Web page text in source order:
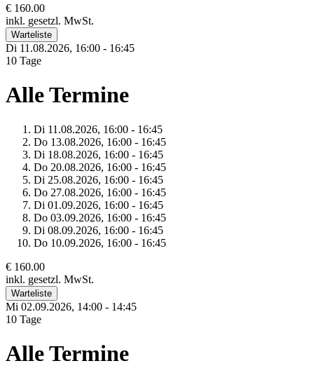
€ 160.00
inkl. gesetzl. MwSt.
Warteliste
Di 11.08.2026, 16:00 - 16:45
10 Tage
Alle Termine
Di 11.08.2026, 16:00 - 16:45
Do 13.08.2026, 16:00 - 16:45
Di 18.08.2026, 16:00 - 16:45
Do 20.08.2026, 16:00 - 16:45
Di 25.08.2026, 16:00 - 16:45
Do 27.08.2026, 16:00 - 16:45
Di 01.09.2026, 16:00 - 16:45
Do 03.09.2026, 16:00 - 16:45
Di 08.09.2026, 16:00 - 16:45
Do 10.09.2026, 16:00 - 16:45
€ 160.00
inkl. gesetzl. MwSt.
Warteliste
Mi 02.09.2026, 14:00 - 14:45
10 Tage
Alle Termine